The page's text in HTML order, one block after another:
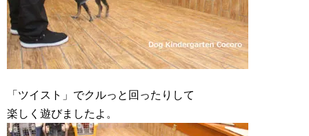
「ツイスト」でクルっと回ったりして
楽しく遊びましたよ。